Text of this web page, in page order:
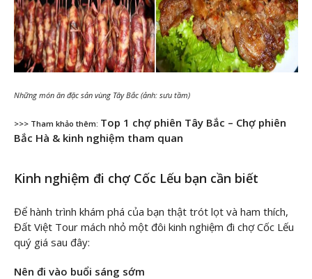
Những món ăn đặc sản vùng Tây Bắc (ảnh: sưu tầm)
>>> Tham khảo thêm: Top 1 chợ phiên Tây Bắc – Chợ phiên
Bắc Hà & kinh nghiệm tham quan
Kinh nghiệm đi chợ Cốc Lếu bạn cần biết
Để hành trình khám phá của bạn thật trót lọt và ham thích,
Đất Việt Tour mách nhỏ một đôi kinh nghiệm đi chợ Cốc Lếu
quý giá sau đây:
Nên đi vào buổi sáng sớm